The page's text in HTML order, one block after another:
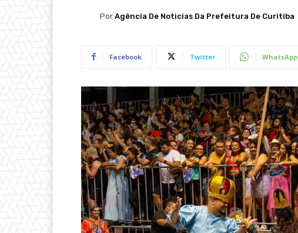
Por Agência De Noticias Da Prefeitura De Curitiba
Facebook Twitter WhatsApp